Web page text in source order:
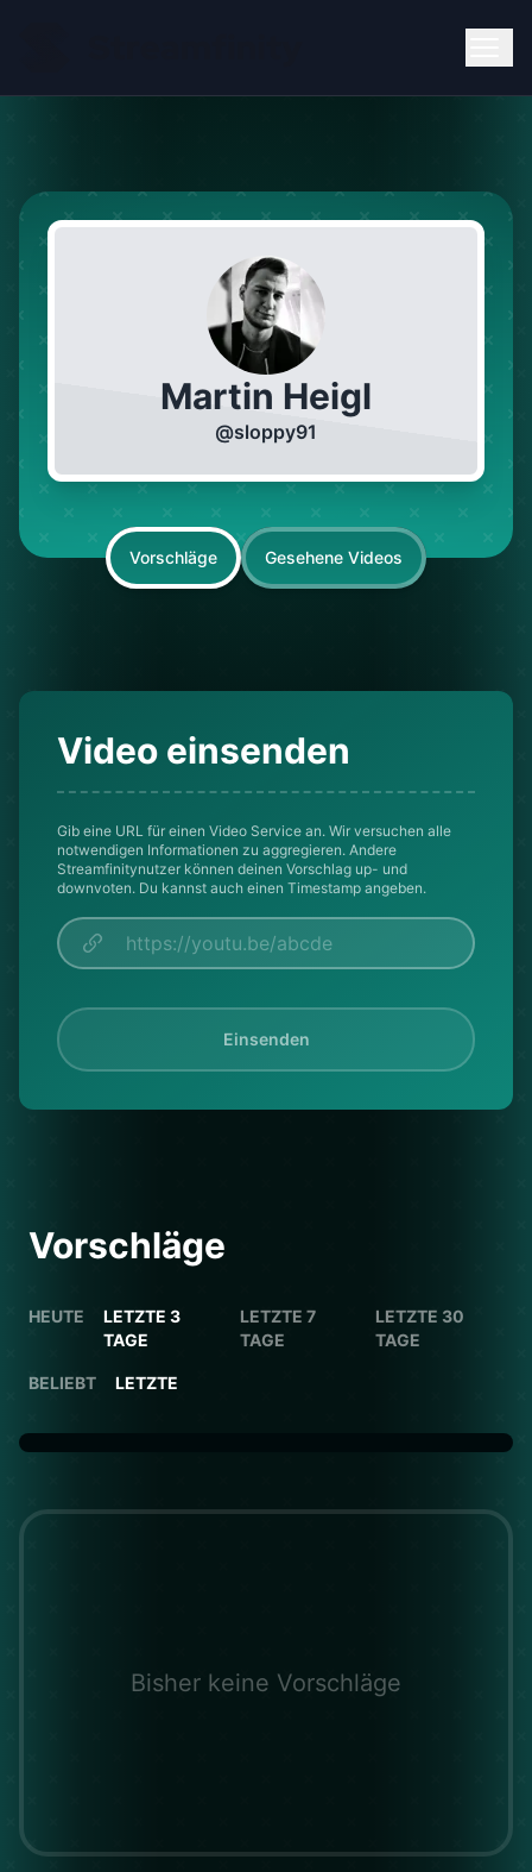
Martin Heigl
@sloppy91
Vorschläge Gesehene Videos
Video einsenden
Gib eine URL für einen Video Service an. Wir versuchen alle
notwendigen Informationen zu aggregieren. Andere
Streamfinitynutzer können deinen Vorschlag up- und
downvoten. Du kannst auch einen Timestamp angeben.
Einsenden
Vorschläge
HEUTE
LETZTE 3
TAGE
LETZTE 7
TAGE
LETZTE 30
TAGE
BELIEBT LETZTE
Bisher keine Vorschläge